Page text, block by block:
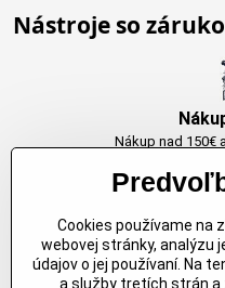
Nástroje so
Nákup nad 150€
Originálne
Každy produkt je vytvoreny pre
Cookies používame na
webovej stránky, analýzu
údajov o jej používaní. Na
a služby tretích strán a